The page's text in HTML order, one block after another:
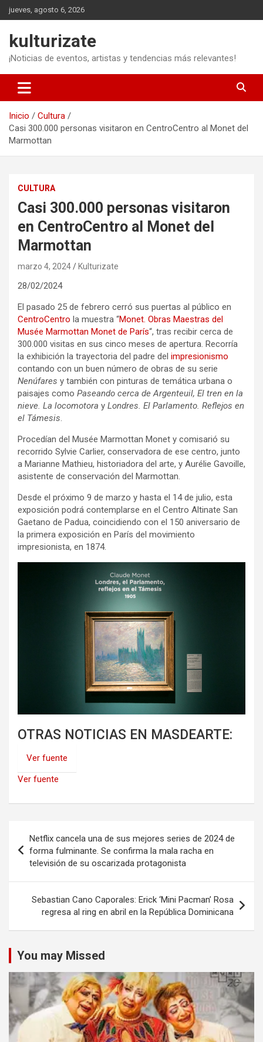
Saltar
al
jueves, agosto 6, 2026
kulturizate
¡Noticias de eventos, artistas y tendencias más relevantes!
Inicio
Cultura
Casi 300.000 personas visitaron en CentroCentro al Monet del
Marmottan
CULTURA
Casi 300.000 personas visitaron
en CentroCentro al Monet del
Marmottan
marzo 4, 2024 Kulturizate
28/02/2024
El pasado 25 de febrero cerró sus puertas al público en
CentroCentro la muestra “Monet. Obras Maestras del
Musée Marmottan Monet de París“, tras recibir cerca de
300.000 visitas en sus cinco meses de apertura. Recorría
la exhibición la trayectoria del padre del impresionismo
contando con un buen número de obras de su serie
Nenúfares y también con pinturas de temática urbana o
paisajes como Paseando cerca de Argenteuil, El tren en la
nieve. La locomotora y Londres. El Parlamento. Reflejos en
el Támesis.
Procedían del Musée Marmottan Monet y comisarió su
recorrido Sylvie Carlier, conservadora de ese centro, junto
a Marianne Mathieu, historiadora del arte, y Aurélie Gavoille,
asistente de conservación del Marmottan.
Desde el próximo 9 de marzo y hasta el 14 de julio, esta
exposición podrá contemplarse en el Centro Altinate San
Gaetano de Padua, coincidiendo con el 150 aniversario de
la primera exposición en París del movimiento
impresionista, en 1874.
OTRAS NOTICIAS EN MASDEARTE:
Ver fuente
Ver fuente
de
entradas
Netflix cancela una de sus mejores series de 2024 de
forma fulminante. Se confirma la mala racha en
televisión de su oscarizada protagonista
Sebastian Cano Caporales: Erick ‘Mini Pacman’ Rosa
regresa al ring en abril en la República Dominicana
You may Missed